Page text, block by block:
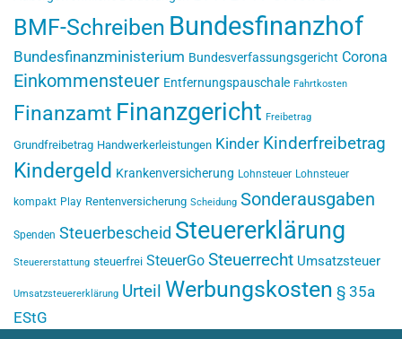
BMF-Schreiben Bundesfinanzhof
Bundesfinanzministerium Bundesverfassungsgericht Corona
Einkommensteuer Entfernungspauschale Fahrtkosten
Finanzamt Finanzgericht Freibetrag
Grundfreibetrag Handwerkerleistungen Kinder Kinderfreibetrag
Kindergeld Krankenversicherung Lohnsteuer Lohnsteuer
kompakt Play Rentenversicherung Scheidung Sonderausgaben
Spenden Steuerbescheid Steuererklärung
Steuererstattung steuerfrei SteuerGo Steuerrecht Umsatzsteuer
Umsatzsteuererklärung Urteil Werbungskosten § 35a
EStG